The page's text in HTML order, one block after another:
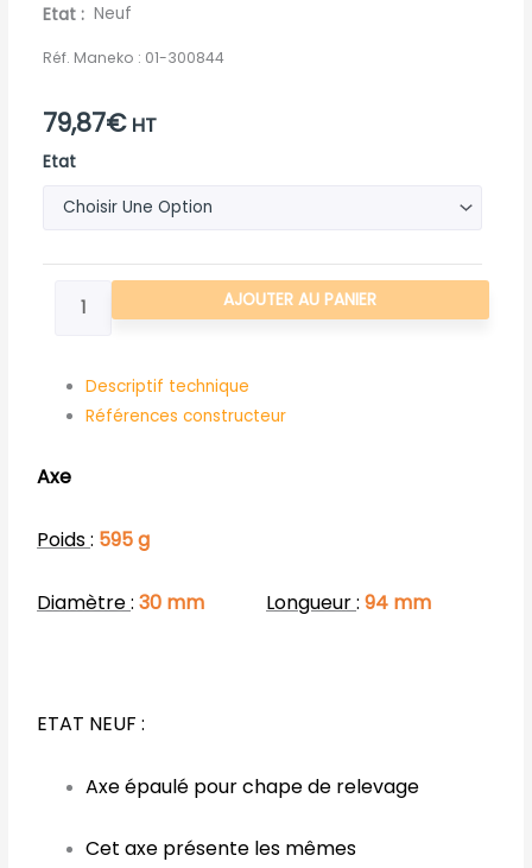
Etat Neuf
Réf. Maneko : 01-300844
79,87€ HT
Etat
quantité
AXE
AJOUTER AU PANIER
Descriptif technique
Références constructeur
Axe
Poids: 595 g
Diamètre: 30 mm Longueur: 94 mm
ETAT NEUF :
Axe épaulé pour chape de relevage
Cet axe présente les mêmes